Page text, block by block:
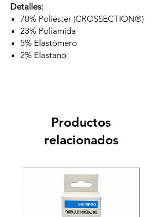
Detalles:
70% Poliéster (CROSSECTION®)
23% Poliamida
5% Elastómero
2% Elastano
Productos
relacionados